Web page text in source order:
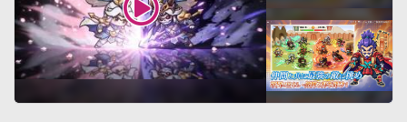
Android4.0以上(一部非推奨端末あり)
※タブレットは非推奨です。
※推奨端末以外でのサポート、補償等は致しかねますので何卒
ご了承ください。